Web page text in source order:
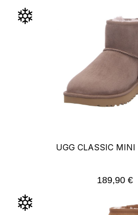
UGG CLASSIC
Regulärer
189,90 €